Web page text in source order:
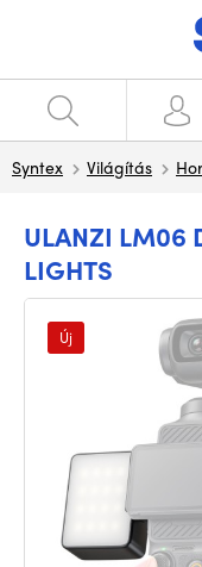
Syntex Világítás
ULANZI LM06
LIGHTS
Új